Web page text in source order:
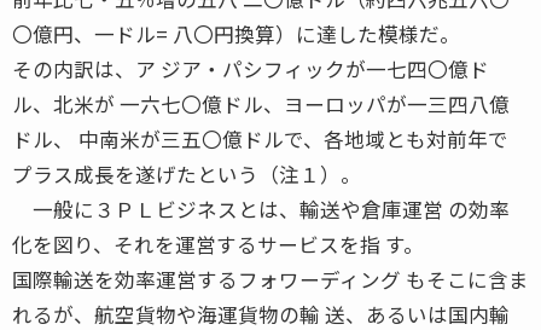
〇億円、一ドル= 八〇円換算）に達した模様だ。
その内訳は、ア ジア・パシフィックが一七四〇億ド
ル、北米が 一六七〇億ドル、ヨーロッパが一三四八億
ドル、 中南米が三五〇億ドルで、各地域とも対前年で
プラス成長を遂げたという（注１）。
一般に３ＰＬビジネスとは、輸送や倉庫運営 の効率
化を図り、それを運営するサービスを指 す。
国際輸送を効率運営するフォワーディング もそこに含ま
れるが、航空貨物や海運貨物の輸 送、あるいは国内輸